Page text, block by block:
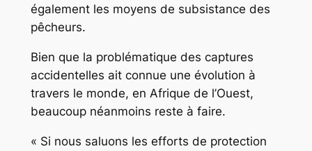
également les moyens de subsistance des
pêcheurs.
Bien que la problématique des captures
accidentelles ait connue une évolution à
travers le monde, en Afrique de l’Ouest,
beaucoup néanmoins reste à faire.
« Si nous saluons les efforts de protection